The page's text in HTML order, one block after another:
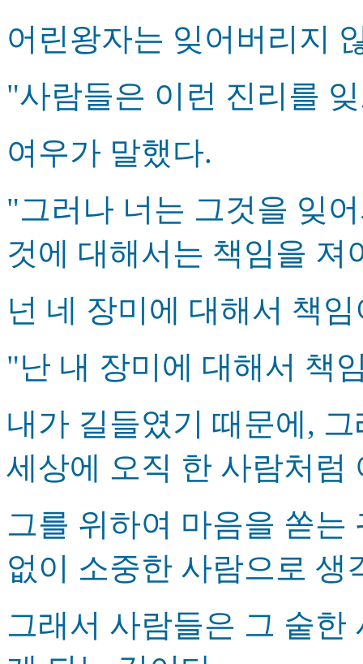
어린왕자는 잊어버리지
"사람들은 이런 진리를
여우가 말했다.
"그러나 너는 그것을 잊
것에 대해서는 책임을 져
넌 네 장미에 대해서 책
"난 내 장미에 대해서 책
내가 길들였기 때문에,
세상에 오직 한 사람처럼
그를 위하여 마음을 쏟는
없이 소중한 사람으로 생
그래서 사람들은 그 숱한